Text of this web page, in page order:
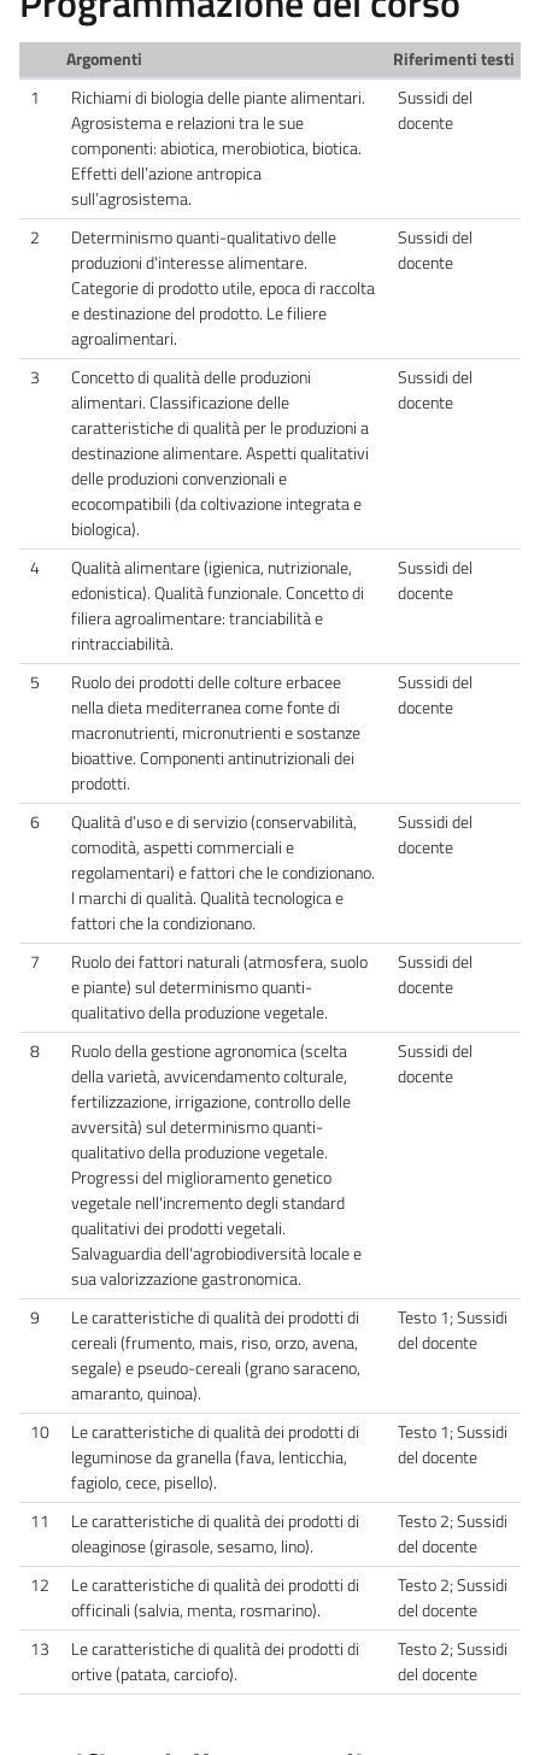
Argomenti
Riferimenti testi
1
Richiami di biologia delle piante alimentari.
Agrosistema e relazioni tra le sue
componenti: abiotica, merobiotica, biotica.
Effetti dell’azione antropica
sull’agrosistema.
Sussidi del
docente
2
Determinismo quanti-qualitativo delle
produzioni d'interesse alimentare.
Categorie di prodotto utile, epoca di raccolta
e destinazione del prodotto. Le filiere
agroalimentari.
Sussidi del
docente
3
Concetto di qualità delle produzioni
alimentari. Classificazione delle
caratteristiche di qualità per le produzioni a
destinazione alimentare. Aspetti qualitativi
delle produzioni convenzionali e
ecocompatibili (da coltivazione integrata e
biologica).
Sussidi del
docente
4
Qualità alimentare (igienica, nutrizionale,
edonistica). Qualità funzionale. Concetto di
filiera agroalimentare: tranciabilità e
rintracciabilità.
Sussidi del
docente
5
Ruolo dei prodotti delle colture erbacee
nella dieta mediterranea come fonte di
macronutrienti, micronutrienti e sostanze
bioattive. Componenti antinutrizionali dei
prodotti.
Sussidi del
docente
6
Qualità d’uso e di servizio (conservabilità,
comodità, aspetti commerciali e
regolamentari) e fattori che le condizionano.
I marchi di qualità. Qualità tecnologica e
fattori che la condizionano.
Sussidi del
docente
7
Ruolo dei fattori naturali (atmosfera, suolo
e piante) sul determinismo quanti-
qualitativo della produzione vegetale.
Sussidi del
docente
8
Ruolo della gestione agronomica (scelta
della varietà, avvicendamento colturale,
fertilizzazione, irrigazione, controllo delle
avversità) sul determinismo quanti-
qualitativo della produzione vegetale.
Progressi del miglioramento genetico
vegetale nell'incremento degli standard
qualitativi dei prodotti vegetali.
Salvaguardia dell'agrobiodiversità locale e
sua valorizzazione gastronomica.
Sussidi del
docente
9
Le caratteristiche di qualità dei prodotti di
cereali (frumento, mais, riso, orzo, avena,
segale) e pseudo-cereali (grano saraceno,
amaranto, quinoa).
Testo 1; Sussidi
del docente
10
Le caratteristiche di qualità dei prodotti di
leguminose da granella (fava, lenticchia,
fagiolo, cece, pisello).
Testo 1; Sussidi
del docente
11
Le caratteristiche di qualità dei prodotti di
oleaginose (girasole, sesamo, lino).
Testo 2; Sussidi
del docente
12
Le caratteristiche di qualità dei prodotti di
officinali (salvia, menta, rosmarino).
Testo 2; Sussidi
del docente
13
Le caratteristiche di qualità dei prodotti di
ortive (patata, carciofo).
Testo 2; Sussidi
del docente